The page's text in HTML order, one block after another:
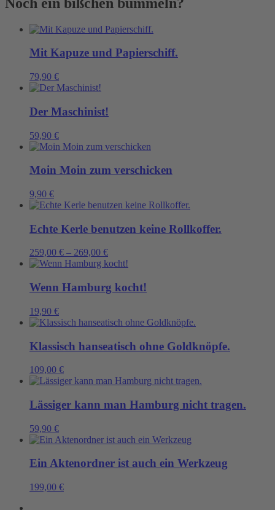
macht.
Mit Kapuze und Papierschiff.
79,90 €
Der Maschinist!
59,90 €
Moin Moin zum verschicken
9,90 €
Echte Kerle benutzen keine Rollkoffer.
259,00 € – 269,00 €
Wenn Hamburg kocht!
19,90 €
Klassisch hanseatisch ohne Goldknöpfe.
109,00 €
Lässiger kann man Hamburg nicht tragen.
59,90 €
Ein Aktenordner ist auch ein Werkzeug
199,00 €